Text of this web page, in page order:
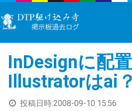
InDesignに配
Illustratorはai
投稿日時:2008-09-10 15:56